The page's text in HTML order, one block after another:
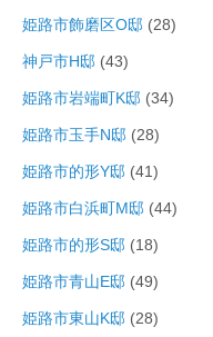
姫路市飾磨区O邸 (28)
神戸市H邸 (43)
姫路市岩端町K邸 (34)
姫路市玉手N邸 (28)
姫路市的形Y邸 (41)
姫路市白浜町M邸 (44)
姫路市的形S邸 (18)
姫路市青山E邸 (49)
姫路市東山K邸 (28)